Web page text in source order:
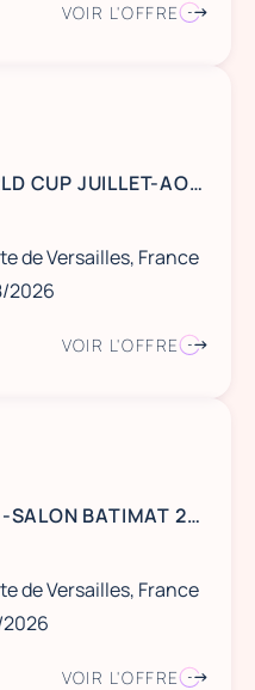
VOIR L'OFFRE
ACCUEIL ESPORTS WORLD CUP JUILLET-AOUT 2026
de Versailles, France
2026
VOIR L'OFFRE
HOTES(SES) D'ACCUEIL -SALON BATIMAT 2026 - PORTE DE VERSAILLES
de Versailles, France
VOIR L'OFFRE